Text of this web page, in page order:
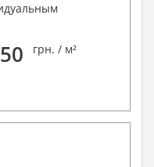
грн. / м²